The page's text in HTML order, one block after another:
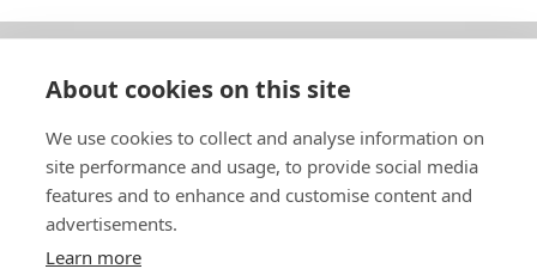
In English
Standardavtal
Snabblänkar
About cookies on this site
We use cookies to collect and analyse information on
site performance and usage, to provide social media
features and to enhance and customise content and
advertisements.
Learn more